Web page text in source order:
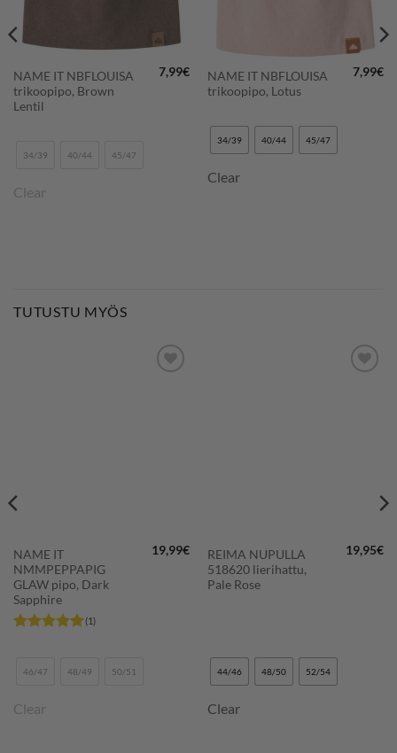
NAME IT NBFLOUISA
trikoopipo, Brown
Lentil
7,99€
34/39 40/44 45/47
Clear
NAME IT NBFLOUISA
trikoopipo, Lotus
7,99€
34/39 40/44 45/47
Clear
TUTUSTU MYÖS
NAME IT
NMMPEPPAPIG
GLAW pipo, Dark
Sapphire
/ 5
(1)
19,99€
46/47 48/49 50/51
Clear
REIMA NUPULLA
518620 lierihattu,
Pale Rose
19,95€
44/46 48/50 52/54
Clear